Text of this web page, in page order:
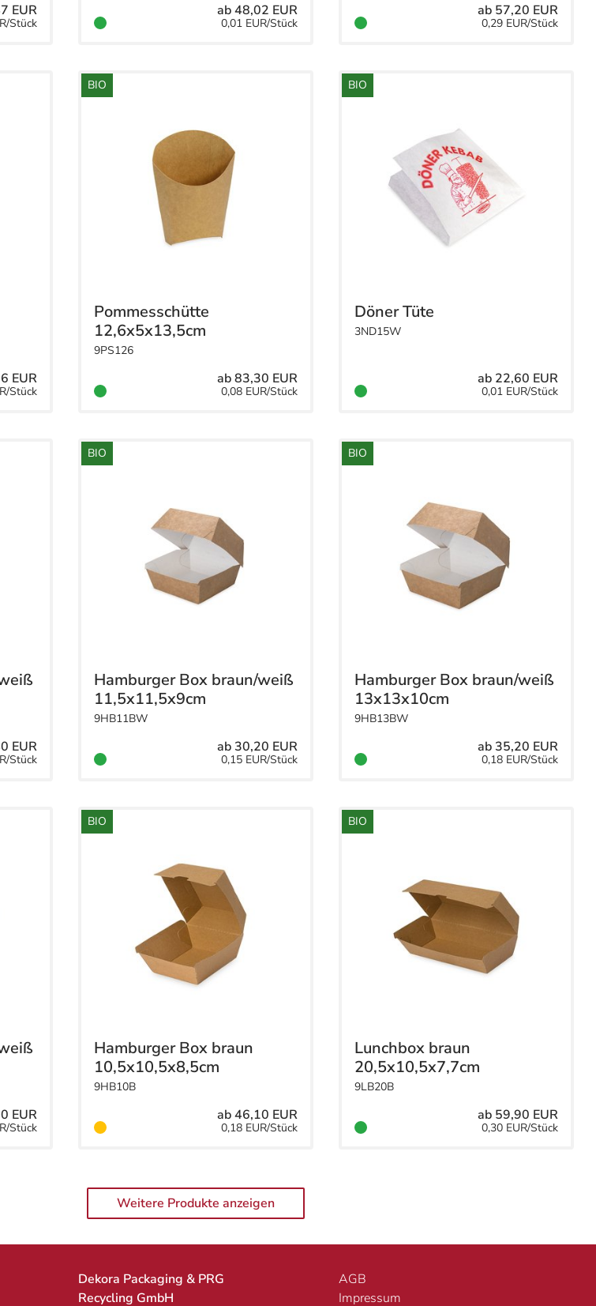
EUR
Stück
ab 48,02 EUR
0,01 EUR/Stück
ab 57,20 EUR
0,29 EUR/Stück
EUR
Stück
BIO
Pommesschütte
12,6x5x13,5cm
9PS126
ab 83,30 EUR
0,08 EUR/Stück
BIO
Döner Tüte
3ND15W
ab 22,60 EUR
0,01 EUR/Stück
EUR
Stück
BIO
Hamburger Box braun/weiß
11,5x11,5x9cm
9HB11BW
ab 30,20 EUR
0,15 EUR/Stück
BIO
Hamburger Box braun/weiß
13x13x10cm
9HB13BW
ab 35,20 EUR
0,18 EUR/Stück
EUR
Stück
BIO
Hamburger Box braun
10,5x10,5x8,5cm
9HB10B
ab 46,10 EUR
0,18 EUR/Stück
BIO
Lunchbox braun
20,5x10,5x7,7cm
9LB20B
ab 59,90 EUR
0,30 EUR/Stück
Weitere Produkte anzeigen
Dekora Packaging & PRG
Recycling GmbH
AGB
Impressum